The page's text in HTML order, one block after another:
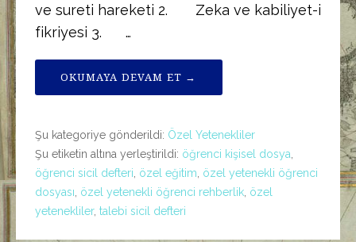
ve sureti hareketi 2. Zeka ve kabiliyet-i
fikriyesi 3. …
OKUMAYA DEVAM ET →
Şu kategoriye gönderildi: Özel Yetenekliler
Şu etiketin altına yerleştirildi: öğrenci kişisel dosya
öğrenci sicil defteri özel eğitim özel yetenekli öğrenci
dosyası özel yetenekli öğrenci rehberlik özel
yetenekliler, talebi sicil defteri